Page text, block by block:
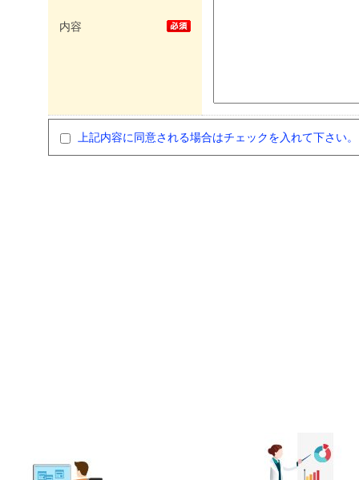
内容
上記内容に同意される場合はチェックを入れて下さい。